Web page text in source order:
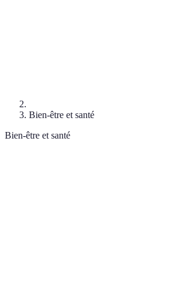
Bien-être et santé
Bien-être et santé